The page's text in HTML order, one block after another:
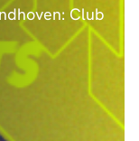
Club